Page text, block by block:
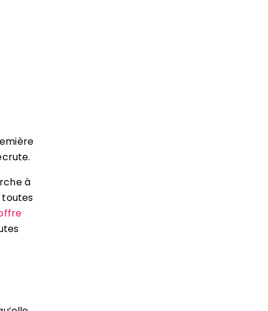
à
toutes